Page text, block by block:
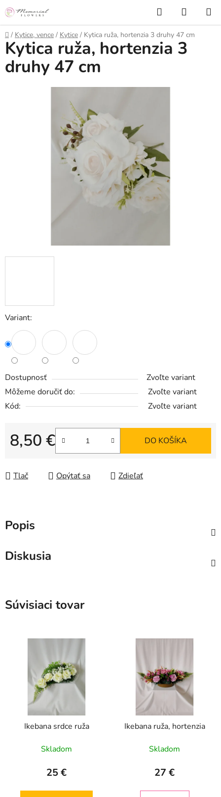
Prejsť
na
obsah
Hľadať
KOŠÍK
Domov
/ Kytice, vence / Kytice / Kytica ruža, hortenzia 3 druhy 47 cm
Variant:
Dostupnosť
Zvoľte variant
Môžeme doručiť do:
Zvoľte variant
Kód:
Zvoľte variant
8,50 €
Jednotková cena:
DO KOŠÍKA
Tlač Opýtať sa Zdieľať
Kytica ruža, hortenzia 3
druhy 47 cm
Popis
Diskusia
Súvisiaci tovar
Ikebana srdce ruža
Skladom
25 €
Ikebana ruža, hortenzia
Skladom
27 €